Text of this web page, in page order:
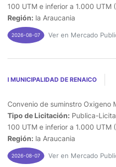
100 UTM e inferior a 1.000 UTM
Región: la Araucania
2026-08-07 Ver en Mercado
I MUNICIPALIDAD DE RENAICO
Convenio de suminstro Oxigeno
Tipo de Licitación: Publica-
100 UTM e inferior a 1.000 UTM
Región: la Araucania
2026-08-07 Ver en Mercado